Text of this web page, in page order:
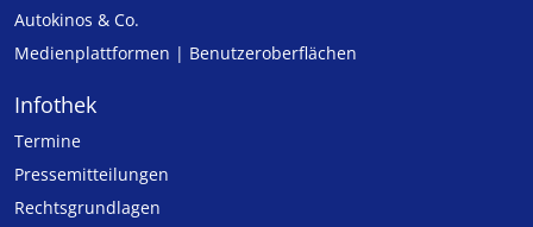
Autokinos & Co.
Medienplattformen | Benutzeroberflächen
Infothek
Termine
Pressemitteilungen
Rechtsgrundlagen